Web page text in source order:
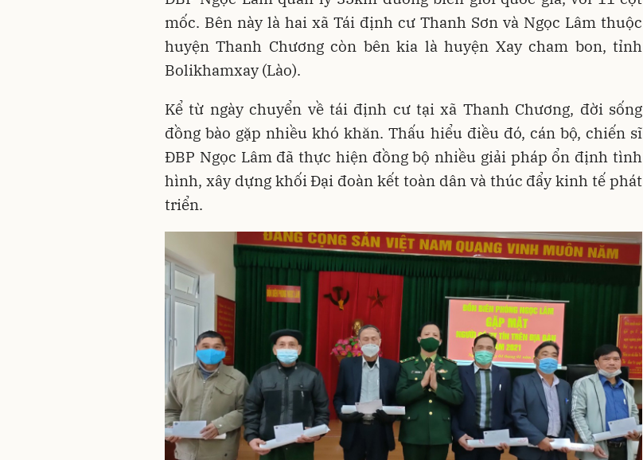
mốc. Bên này là hai xã Tái định cư Thanh Sơn và Ngọc Lâm thuộc
huyện Thanh Chương còn bên kia là huyện Xay cham bon, tỉnh
Bolikhamxay (Lào).
Kể từ ngày chuyển về tái định cư tại xã Thanh Chương, đời sống
đồng bào gặp nhiều khó khăn. Thấu hiểu điều đó, cán bộ, chiến sĩ
ĐBP Ngọc Lâm đã thực hiện đồng bộ nhiều giải pháp ổn định tình
hình, xây dựng khối Đại đoàn kết toàn dân và thúc đẩy kinh tế phát
triển.